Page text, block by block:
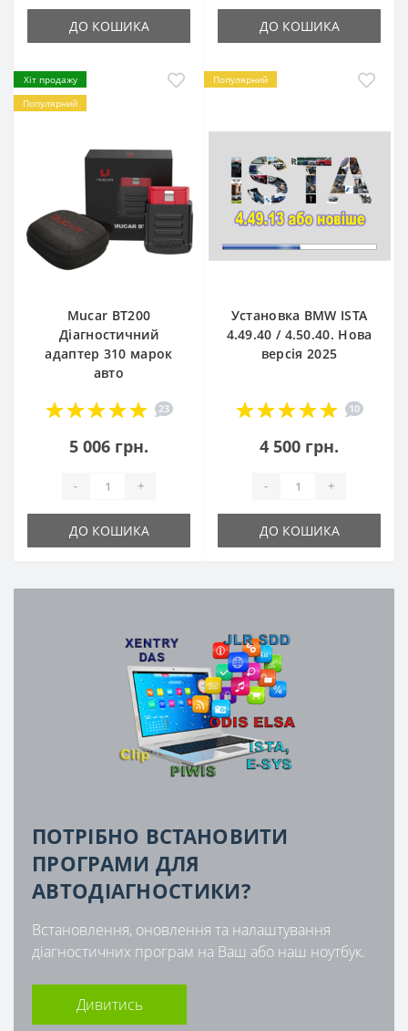
ДО КОШИКА ДО КОШИКА
Хіт продажу
Популярний
Mucar BT200
Діагностичний
адаптер 310 марок
авто
23
5 006 грн.
- +
ДО КОШИКА
Популярний
Установка BMW ISTA
4.49.40 / 4.50.40. Нова
версія 2025
10
4 500 грн.
- +
ДО КОШИКА
ПОТРІБНО ВСТАНОВИТИ
ПРОГРАМИ ДЛЯ
АВТОДІАГНОСТИКИ?
Встановлення, оновлення та налаштування
діагностичних програм на Ваш або наш ноутбук.
Дивитись